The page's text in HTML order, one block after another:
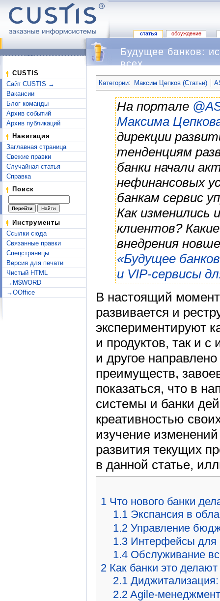
статья обсуждение
CUSTIS
Сайт CUSTIS →
Вакансии
Блог команды
Архив событий
Архив публикаций
Навигация
Заглавная страница
Свежие правки
Случайная статья
Справка
Поиск
Инструменты
Ссылки сюда
Связанные правки
Спецстраницы
Версия для печати
Чистый HTML
→M$WORD
→OOffice
Будущее банков:
всех
Категории: Максим Цепков (Статьи)
На портале
Максима
дирекции
тенденциям
банки начали
нефинансовых
банкам сервис
Как изменились
клиентов?
внедрения
«Будущее
и VIP-сервисы
В настоящий момент
развивается и
экспериментируют
и продуктов, так и
и другое
преимуществ,
показаться, что в
системы и банки
креативностью
изучение
развития текущих
в данной статье,
1 Что нового банки
1.1 Экспансия в
1.2 Управление
1.3 Интерфейсы для
1.4 Обслуживание
2 Как банки это делают
2.1
2.2 Agile-